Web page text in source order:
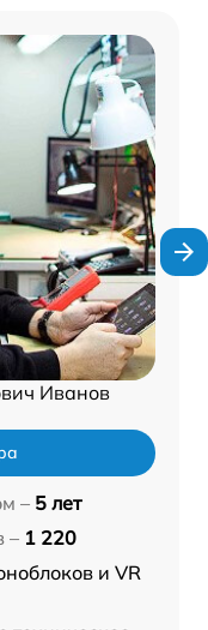
Иванов
– 5 лет
– 1 220
и VR